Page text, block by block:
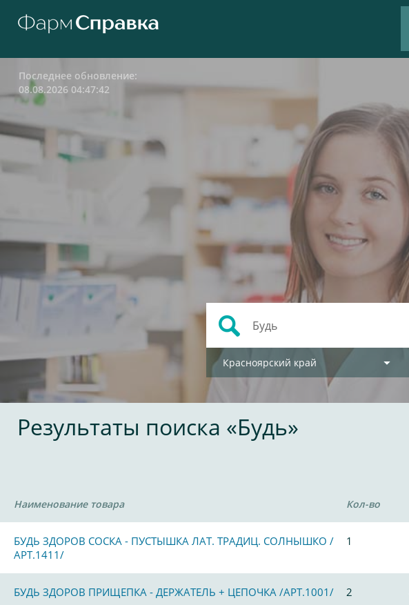
Последнее обновление:
08.08.2026 04:47:42
Красноярский край
Результаты поиска «Будь»
Наименование товара Кол-во
БУДЬ ЗДОРОВ СОСКА - ПУСТЫШКА ЛАТ. ТРАДИЦ. СОЛНЫШКО /
АРТ.1411/
1
БУДЬ ЗДОРОВ ПРИЩЕПКА - ДЕРЖАТЕЛЬ + ЦЕПОЧКА /АРТ.1001/ 2